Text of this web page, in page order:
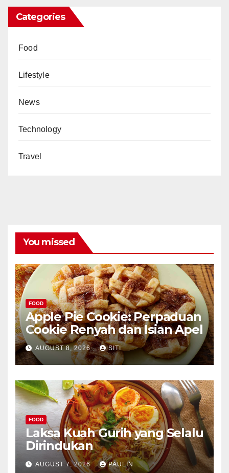
Categories
Food
Lifestyle
News
Technology
Travel
You missed
FOOD
Apple Pie Cookie: Perpaduan
Cookie Renyah dan Isian Apel
AUGUST 8, 2026 SITI
FOOD
Laksa Kuah Gurih yang Selalu
Dirindukan
AUGUST 7, 2026 PAULIN